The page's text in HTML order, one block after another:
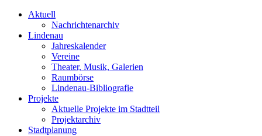
Aktuell
Nachrichtenarchiv
Lindenau
Jahreskalender
Vereine
Theater, Musik, Galerien
Raumbörse
Lindenau-Bibliografie
Projekte
Aktuelle Projekte im Stadtteil
Projektarchiv
Stadtplanung